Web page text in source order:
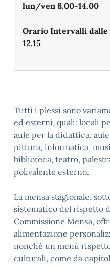
lun/ven 8.00-14.00
Orario Intervalli dalle
12.15
Tutti i plessi sono
ed esterni, quali: locali
aule per la didattica,
pittura, informatica,
biblioteca, teatro,
polivalente esterno.
La mensa stagionale,
sistematico del rispetto
Commissione Mensa,
alimentazione
nonché un menù
culturali, come da